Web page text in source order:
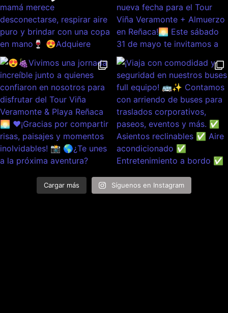
Cargar más Síguenos en Instagram